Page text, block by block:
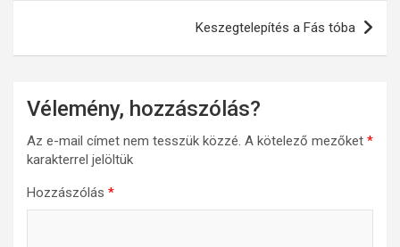
Keszegtelepítés a Fás tóba
Vélemény, hozzászólás?
Az e-mail címet nem tesszük közzé. A kötelező mezőket *
karakterrel jelöltük
Hozzászólás *